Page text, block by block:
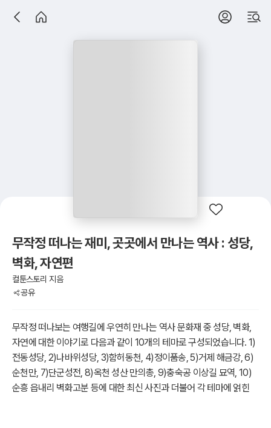
무작정 떠나는 재미, 곳곳에서 만나는 역사 : 성당,
벽화, 자연편
컬툰스토리 지음
공유
무작정 떠나보는 여행길에 우연히 만나는 역사 문화재 중 성당, 벽화,
자연에 대한 이야기로 다음과 같이 10개의 테마로 구성되었습니다. 1)
전동성당, 2)나바위성당, 3)함허동천, 4)정이품송, 5)거제 해금강, 6)
순천만, 7)단군성전, 8)옥천 성산 만의총, 9)충숙공 이상길 묘역, 10)
순흥 읍내리 벽화고분 등에 대한 최신 사진과 더불어 각 테마에 얽힌